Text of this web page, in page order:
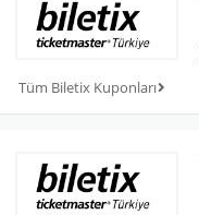
Tüm Biletix Kuponları